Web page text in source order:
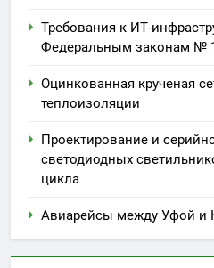
Требования к ИТ-
Федеральным законам №
Оцинкованная крученая
теплоизоляции
Проектирование и
светодиодных
цикла
Авиарейсы между Уфой и